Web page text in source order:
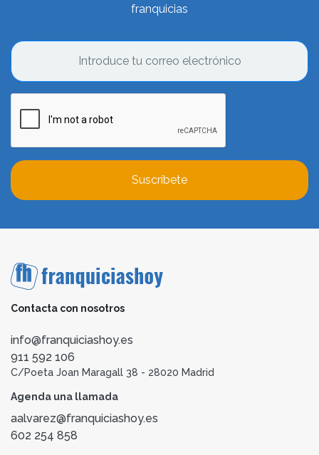
franquicias
Suscríbete
Contacta con nosotros
info@franquiciashoy.es
911 592 106
C/Poeta Joan Maragall 38 - 28020 Madrid
Agenda una llamada
aalvarez@franquiciashoy.es
602 254 858